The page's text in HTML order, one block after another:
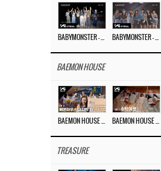
BAEMON HOUSE
TREASURE